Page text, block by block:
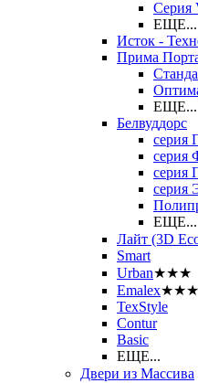
Серия
ЕЩЕ...
Исток -
Прима
ЕЩЕ...
Белвуддорс
серия
серия
серия
серия
ЕЩЕ...
Лайт (3D
Smart
Urban★★★
Emalex★★★
TexStyle
Contur
Basic
ЕЩЕ...
Двери из Массива